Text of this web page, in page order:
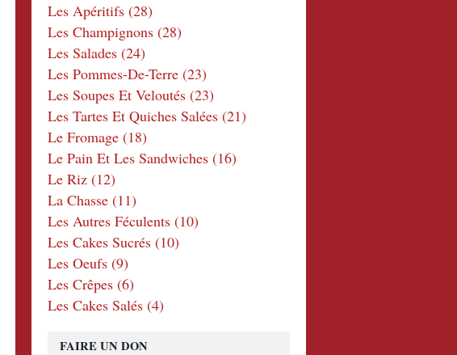
Les Apéritifs (28)
Les Champignons (28)
Les Salades (24)
Les Pommes-De-Terre (23)
Les Soupes Et Veloutés (23)
Les Tartes Et Quiches Salées (21)
Le Fromage (18)
Le Pain Et Les Sandwiches (16)
Le Riz (12)
La Chasse (11)
Les Autres Féculents (10)
Les Cakes Sucrés (10)
Les Oeufs (9)
Les Crêpes (6)
Les Cakes Salés (4)
FAIRE UN DON